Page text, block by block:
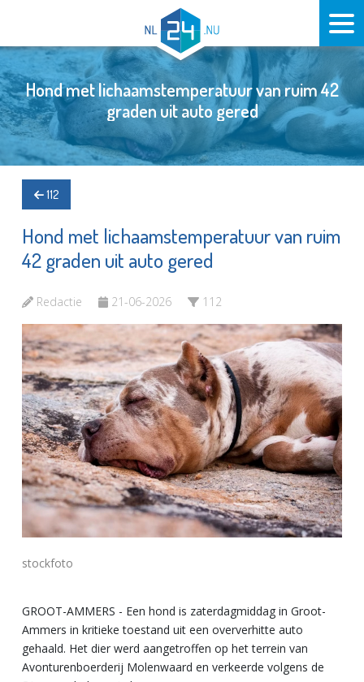
Hond met lichaamstemperatuur van ruim 42
graden uit auto gered
112
Hond met lichaamstemperatuur van ruim
42 graden uit auto gered
Redactie 21-06-2026 112
stockfoto
GROOT-AMMERS - Een hond is zaterdagmiddag in Groot-
Ammers in kritieke toestand uit een oververhitte auto
gehaald. Het dier werd aangetroffen op het terrein van
Avonturenboerderij Molenwaard en verkeerde volgens de